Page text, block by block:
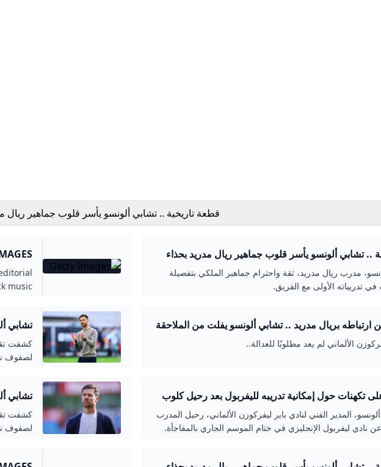
قطعة تاريخية .. تشابي ألونسو يأسر قلوب جماهير ريال
بحذاء أسطوري! العربية Goal.com
.. تشابي ألونسو يأسر قلوب جماهير ريال مدريد بحذاء
مدرب ريال مدريد، ثقة واحترام جماهير الملكي بتفصيلة
تدريباته الأولى مع الفريق.
music
ارتباطه بريال مدريد .. تشابي ألونسو يفلت من الملاحقة
الألماني لم يعد مطلوبًا للعدالة..
تشابي
كشفت
لصفوف
تكهنات حول إمكانية تدريبه لليفربول بعد رحيل كلوب
المدير الفني لنادي باير ليفركوزن الألماني، رحيل المدرب
نادي ليفربول الإنجليزي في ختام الموسم الجاري بالمفاجأة.
تشابي
كشفت
لصفوف